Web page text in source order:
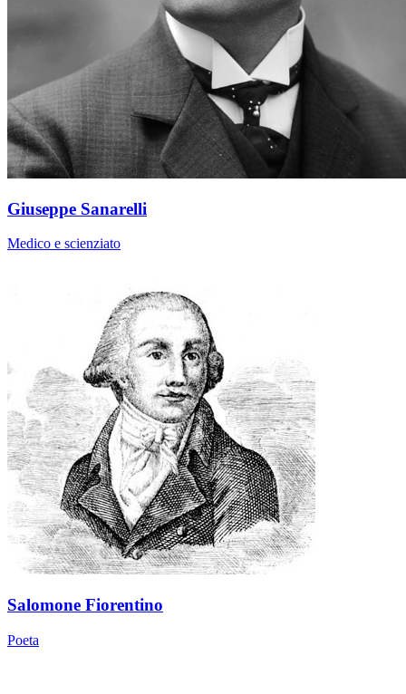
Giuseppe Sanarelli
Medico e scienziato
Salomone Fiorentino
Poeta